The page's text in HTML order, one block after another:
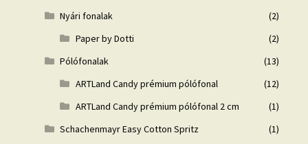
Nyári fonalak
(2)
Paper by Dotti
(2)
Pólófonalak
(13)
ARTLand Candy prémium pólófonal
(12)
ARTLand Candy prémium pólófonal 2 cm
(1)
Schachenmayr Easy Cotton Spritz
(1)